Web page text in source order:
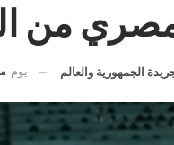
من
الجمهورية والعالم يوم